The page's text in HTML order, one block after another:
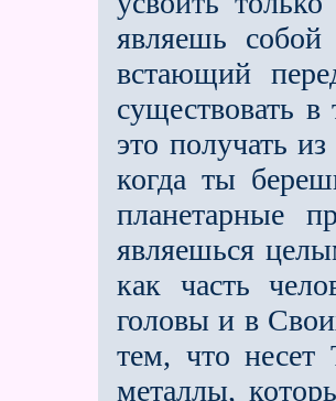
являешь
встающий
существовать
это получать
когда ты
планетарные
являешься
как часть
головы и в
тем, что несет
металлы,